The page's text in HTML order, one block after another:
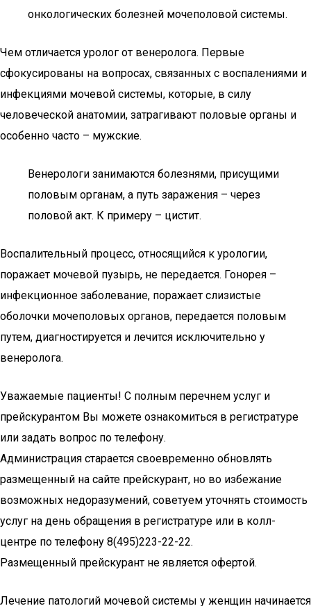
онкологических болезней мочеполовой системы.
Чем отличается уролог от венеролога. Первые
сфокусированы на вопросах, связанных с воспалениями и
инфекциями мочевой системы, которые, в силу
человеческой анатомии, затрагивают половые органы и
особенно часто – мужские.
Венерологи занимаются болезнями, присущими
половым органам, а путь заражения – через
половой акт. К примеру – цистит.
Воспалительный процесс, относящийся к урологии,
поражает мочевой пузырь, не передается. Гонорея –
инфекционное заболевание, поражает слизистые
оболочки мочеполовых органов, передается половым
путем, диагностируется и лечится исключительно у
венеролога.
Уважаемые пациенты! С полным перечнем услуг и
прейскурантом Вы можете ознакомиться в регистратуре
или задать вопрос по телефону.
Администрация старается своевременно обновлять
размещенный на сайте прейскурант, но во избежание
возможных недоразумений, советуем уточнять стоимость
услуг на день обращения в регистратуре или в колл-
центре по телефону 8(495)223-22-22.
Размещенный прейскурант не является офертой.
Лечение патологий мочевой системы у женщин начинается